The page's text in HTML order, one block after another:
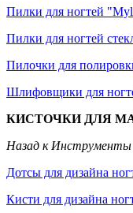
Пилки для ногтей
Пилки для ногтей
Пилочки для
Шлифовщики для
КИСТОЧКИ ДЛЯ
Назад к Инструменты
Дотсы для дизайна
Кисти для дизайна